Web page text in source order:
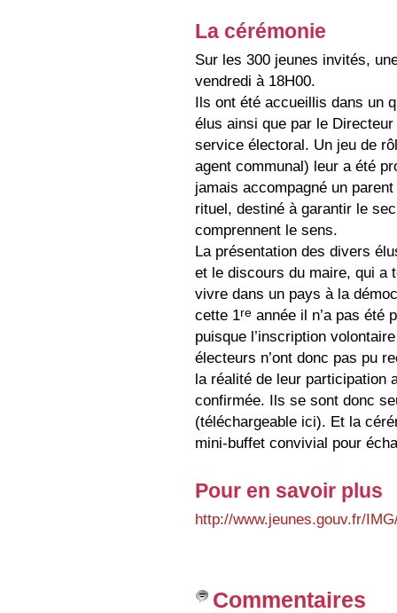
La cérémonie
Sur les 300 jeunes invités,
vendredi à 18H00.
Ils ont été accueillis dans un
élus ainsi que par le
service électoral. Un jeu de
agent communal) leur a été
jamais accompagné un
rituel, destiné à garantir le
comprennent le sens.
La présentation des divers
et le discours du maire, qui a
vivre dans un pays à la
cette 1re année il n’a pas été
puisque l’inscription
électeurs n’ont donc pas pu
la réalité de leur participation
confirmée. Ils se sont donc
(téléchargeable ici). Et la
mini-buffet convivial pour
Pour en savoir plus
http://www.jeunes.gouv.fr/
Commentaires